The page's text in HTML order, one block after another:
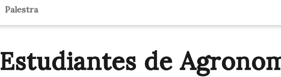
Palestra
Estudiantes de